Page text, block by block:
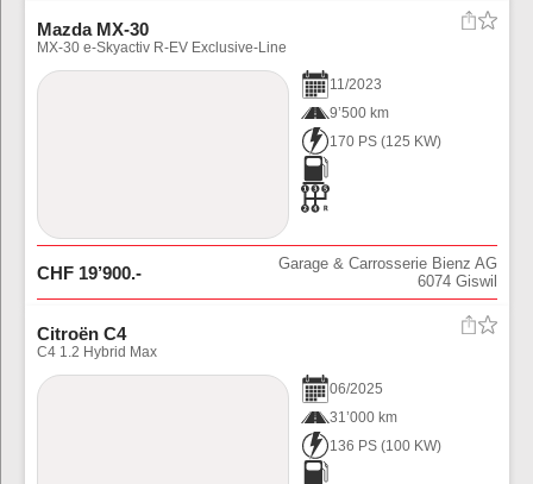
Mazda MX-30
MX-30 e-Skyactiv R-EV Exclusive-Line
11/2023
9’500 km
170 PS (125 KW)
CHF 19’900.-
Garage & Carrosserie Bienz AG
6074 Giswil
Citroën C4
C4 1.2 Hybrid Max
06/2025
31’000 km
136 PS (100 KW)